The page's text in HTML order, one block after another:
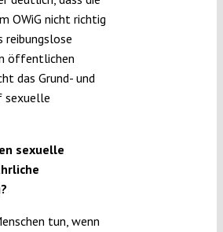
OWiG nicht richtig
reibungslose
öffentlichen
das Grund- und
sexuelle
sexuelle
tun, wenn